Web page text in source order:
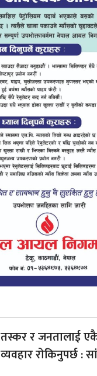
तस्कर र जनतालाई
व्यवहार रोकिनुपर्छ :